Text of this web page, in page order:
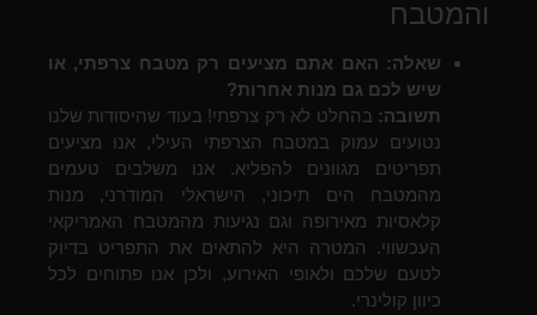
והמטבח
שאלה: האם אתם מציעים רק מטבח צרפתי, או
שיש לכם גם מנות אחרות?
תשובה: בהחלט לא רק צרפתי! בעוד שהיסודות שלנו
נטועים עמוק במטבח הצרפתי העילי, אנו מציעים
תפריטים מגוונים להפליא. אנו משלבים טעמים
מהמטבח הים תיכוני, הישראלי המודרני, מנות
קלאסיות מאירופה וגם נגיעות מהמטבח האמריקאי
העכשווי. המטרה היא להתאים את התפריט בדיוק
לטעם שלכם ולאופי האירוע, ולכן אנו פתוחים לכל
כיוון קולינרי.